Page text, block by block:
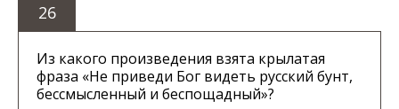
26
Из какого произведения взята крылатая
фраза «Не приведи Бог видеть русский бунт,
бессмысленный и беспощадный»?